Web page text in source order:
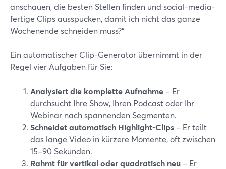
anschauen, die besten Stellen finden und social-media-
fertige Clips ausspucken, damit ich nicht das ganze
Wochenende schneiden muss?“
Ein automatischer Clip-Generator übernimmt in der
Regel vier Aufgaben für Sie:
Analysiert die komplette Aufnahme – Er
durchsucht Ihre Show, Ihren Podcast oder Ihr
Webinar nach spannenden Segmenten.
Schneidet automatisch Highlight-Clips – Er teilt
das lange Video in kürzere Momente, oft zwischen
15–90 Sekunden.
Rahmt für vertikal oder quadratisch neu – Er